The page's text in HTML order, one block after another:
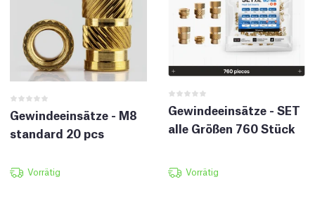
Gewindeeinsätze - M8
standard 20 pcs
Vorrätig
Gewindeeinsätze - SET
alle Größen 760 Stück
Vorrätig